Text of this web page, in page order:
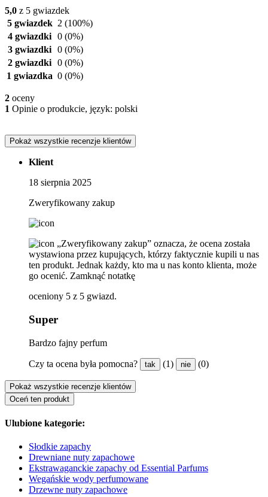
5,0 z 5 gwiazdek
5 gwiazdek 2 (100%)
4 gwiazdki 0 (0%)
3 gwiazdki 0 (0%)
2 gwiazdki 0 (0%)
1 gwiazdka 0 (0%)
2 oceny
1 Opinie o produkcie, język: polski
Pokaż wszystkie recenzje klientów
Klient
18 sierpnia 2025
Zweryfikowany zakup
„Zweryfikowany zakup” oznacza, że ​​ocena została
wystawiona przez kupujących, którzy faktycznie kupili u nas
ten produkt. Jednak każdy, kto ma u nas konto klienta, może
go ocenić. Zamknąć notatkę
oceniony 5 z 5 gwiazd.
Super
Bardzo fajny perfum
Czy ta ocena była pomocna? tak (1) nie (0)
Pokaż wszystkie recenzje klientów
Oceń ten produkt
Ulubione kategorie:
Słodkie zapachy
Drewniane nuty zapachowe
Ekstrawaganckie zapachy od Essential Parfums
Wegańskie wody perfumowane
Drzewne nuty zapachowe